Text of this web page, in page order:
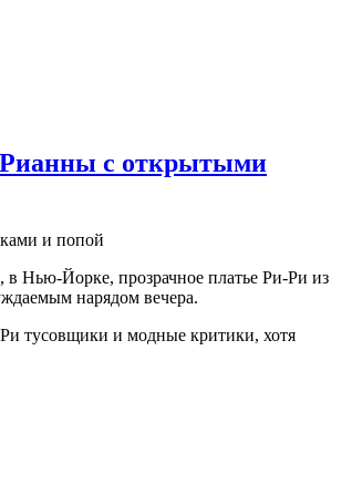
Рианны с открытыми
Нью-Йорке, прозрачное платье Ри-Ри из
нарядом вечера.
тусовщики и модные критики, хотя